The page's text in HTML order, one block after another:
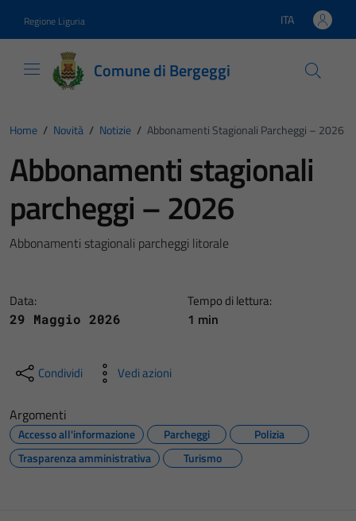
Regione Liguria Lingua attiva:
ITA
Comune di Bergeggi
Home / Novità / Notizie / Abbonamenti Stagionali Parcheggi – 2026
Abbonamenti stagionali
parcheggi – 2026
Abbonamenti stagionali parcheggi litorale
Data:
29 Maggio 2026
Tempo di lettura:
1 min
Condividi Vedi azioni
Argomenti
Accesso all'informazione Parcheggi
Polizia
Trasparenza amministrativa
Turismo